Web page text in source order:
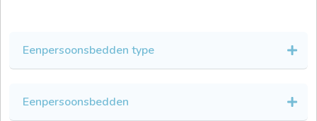
Eenpersoonsbedden type
Eenpersoonsbedden